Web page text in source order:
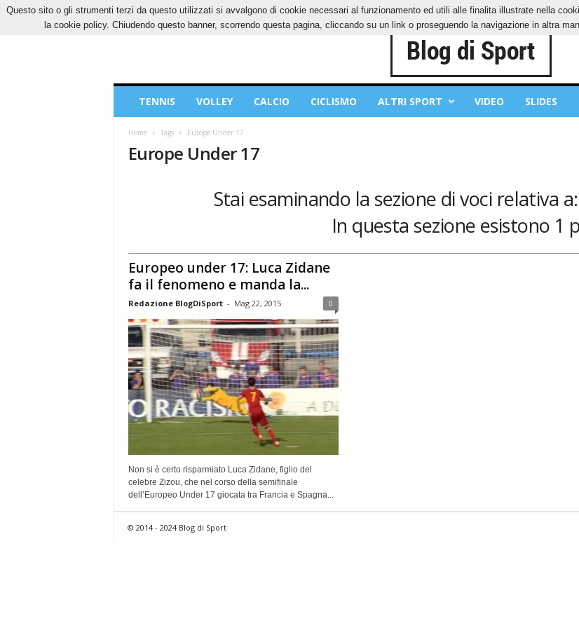
DOMENICA, 9 AGOSTO 2026 CONTATTI COOKIES PRIVACY POLICY
Sport
TENNIS VOLLEY CALCIO CICLISMO ALTRI SPORT VIDEO SLIDES
Home Tags Europe Under 17
Europe Under 17
Stai esaminando la sezione di voci relativa
In questa sezione esistono 1
Europeo under 17: Luca Zidane
fa il fenomeno e manda la...
Redazione BlogDiSport - Mag 22, 2015 0
Non si è certo risparmiato Luca Zidane, figlio del
celebre Zizou, che nel corso della semifinale
dell’Europeo Under 17 giocata tra Francia e Spagna...
© 2014 - 2024 Blog di Sport
Questo sito o gli strumenti terzi da questo utilizzati si avvalgono di cookie necessari al funzionamento ed utili alle finalita illustrate nella
la cookie policy. Chiudendo questo banner, scorrendo questa pagina, cliccando su un link o proseguendo la navigazione in altra